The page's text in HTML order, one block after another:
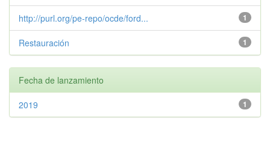
1
http://purl.org/pe-repo/ocde/ford...
1
Restauración
Fecha de lanzamiento
1
2019